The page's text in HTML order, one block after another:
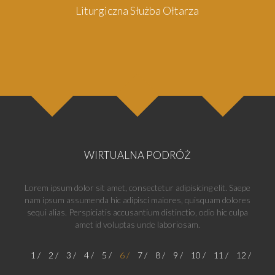
Liturgiczna Służba Ołtarza
WIRTUALNA PODRÓŻ
Lorem ipsum dolor sit amet, consectetur adipisicing elit. Saepe
nam ipsum assumenda hic adipisci maiores, quisquam dolores
sequi alias. Perspiciatis accusantium distinctio, odio hic culpa
amet id voluptas unde laboriosam.
1 2 3 4 5 6 7 8 9 10 11 12